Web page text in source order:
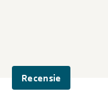
Recensie